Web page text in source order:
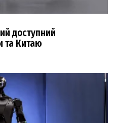
доступний
та Китаю